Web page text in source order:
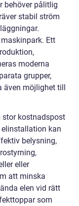
behöver pålitlig
stabil ström
Ett
moderna
grupper,
även möjlighet till
stor kostnadspost
kan
belysning,
eller
att minska
elen vid rätt
som